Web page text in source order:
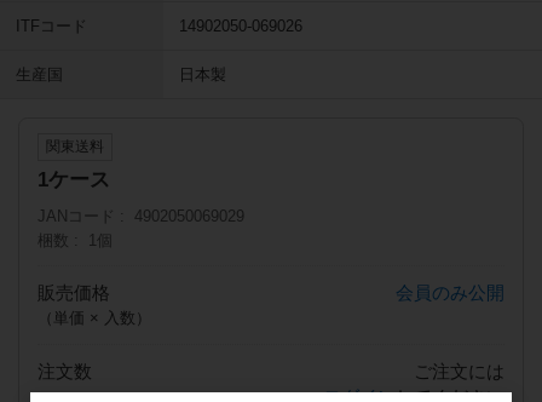
ITFコード 14902050-069026
生産国 日本製
関東送料
1ケース
JANコード
4902050069029
梱数
1個
販売価格
（単価 × 入数）
会員のみ公開
注文数
ご注文には
ログインしてください